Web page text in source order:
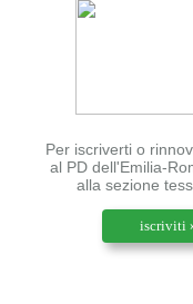
Per iscriverti o
al PD dell'Emilia-
alla sezione